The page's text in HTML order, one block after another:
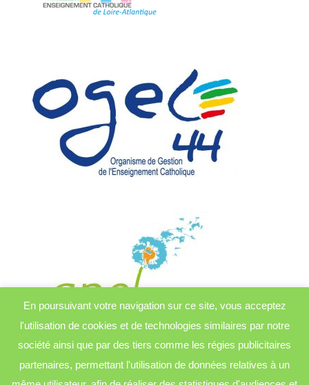
En poursuivant votre navigation sur ce site, vous acceptez
l'utilisation de cookies et de technologies similaires par notre
société ainsi que par des tiers comme les régies publicitaires
partenaires, permettant l'utilisation de données relatives à un